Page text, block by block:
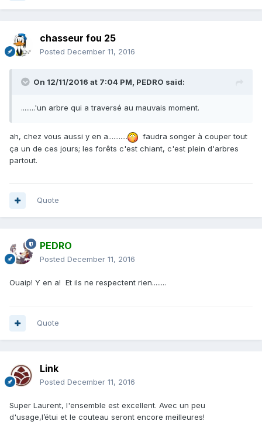
chasseur fou 25
Posted December 11, 2016
On 12/11/2016 at 7:04 PM, PEDRO said:
........'un arbre qui a traversé au mauvais moment.
ah, chez vous aussi y en a...........
faudra songer à couper tout
ça un de ces jours; les forêts c'est chiant, c'est plein d'arbres
partout.
Quote
PEDRO
Posted December 11, 2016
Ouaip! Y en a! Et ils ne respectent rien........
Quote
Link
Posted December 11, 2016
Super Laurent, l'ensemble est excellent. Avec un peu
d'usage,l’étui et le couteau seront encore meilleures!